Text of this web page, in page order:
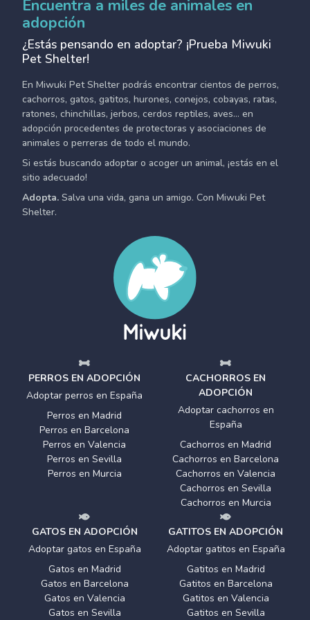
Encuentra a miles de animales en
adopción
¿Estás pensando en adoptar? ¡Prueba Miwuki
Pet Shelter!
En Miwuki Pet Shelter podrás encontrar cientos de perros,
cachorros, gatos, gatitos, hurones, conejos, cobayas, ratas,
ratones, chinchillas, jerbos, cerdos reptiles, aves... en
adopción procedentes de protectoras y asociaciones de
animales o perreras de todo el mundo.
Si estás buscando adoptar o acoger un animal, ¡estás en el
sitio adecuado!
Adopta. Salva una vida, gana un amigo. Con Miwuki Pet
Shelter.
PERROS EN ADOPCIÓN
Adoptar perros en España
Perros en Madrid
Perros en Barcelona
Perros en Valencia
Perros en Sevilla
Perros en Murcia
CACHORROS EN
ADOPCIÓN
Adoptar cachorros en
España
Cachorros en Madrid
Cachorros en Barcelona
Cachorros en Valencia
Cachorros en Sevilla
Cachorros en Murcia
GATOS EN ADOPCIÓN
Adoptar gatos en España
Gatos en Madrid
Gatos en Barcelona
Gatos en Valencia
Gatos en Sevilla
GATITOS EN ADOPCIÓN
Adoptar gatitos en España
Gatitos en Madrid
Gatitos en Barcelona
Gatitos en Valencia
Gatitos en Sevilla